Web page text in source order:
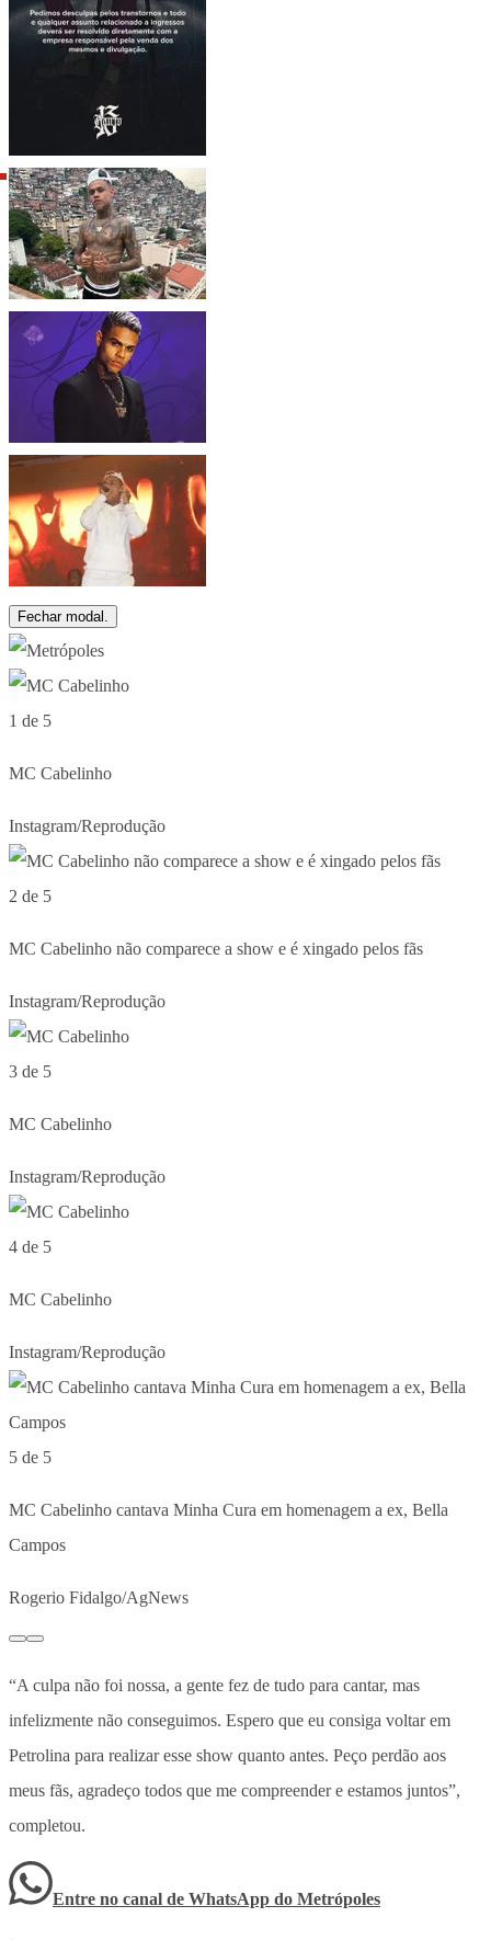
Fechar modal.
1 de 5
MC Cabelinho
Instagram/Reprodução
2 de 5
MC Cabelinho não comparece a show e é xingado pelos fãs
Instagram/Reprodução
3 de 5
MC Cabelinho
Instagram/Reprodução
4 de 5
MC Cabelinho
Instagram/Reprodução
5 de 5
MC Cabelinho cantava Minha Cura em homenagem a ex, Bella
Campos
Rogerio Fidalgo/AgNews
“A culpa não foi nossa, a gente fez de tudo para cantar, mas
infelizmente não conseguimos. Espero que eu consiga voltar em
Petrolina para realizar esse show quanto antes. Peço perdão aos
meus fãs, agradeço todos que me compreender e estamos juntos”,
completou.
Entre no canal de WhatsApp do Metrópoles